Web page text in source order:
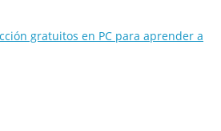
gratuitos en PC para aprender a